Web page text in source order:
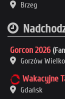
Brzeg
Gorcon 2026
Gorzów
Wakacyjne
Gdańsk